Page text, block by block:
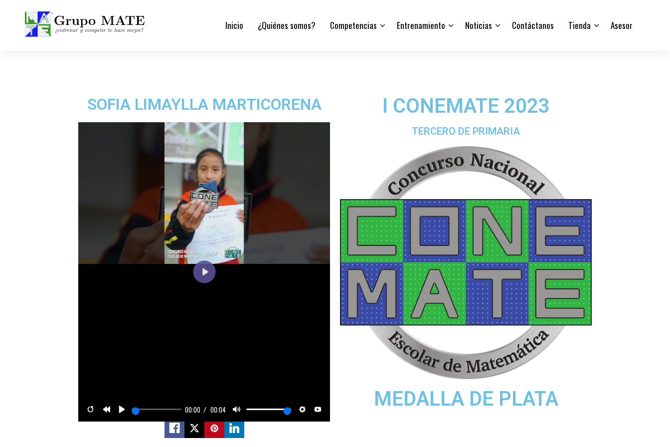
Inicio ¿Quiénes somos? Competencias Entrenamiento Noticias Contáctanos Tienda Asesor
SOFIA LIMAYLLA MARTICORENA
00:00 00:04
Play
I CONEMATE 2023
TERCERO DE PRIMARIA
MEDALLA DE PLATA